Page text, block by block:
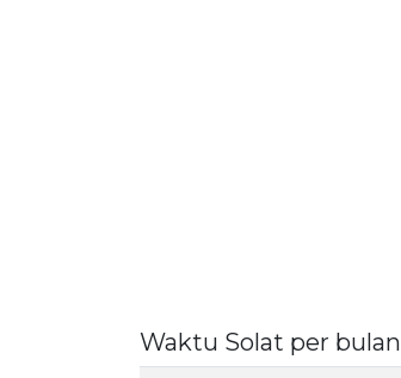
Waktu Solat per bulan